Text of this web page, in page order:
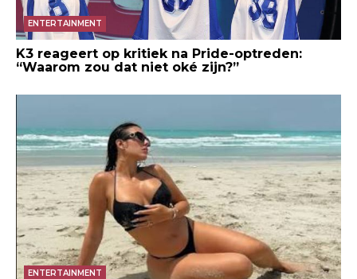
ENTERTAINMENT
K3 reageert op kritiek na Pride-optreden:
“Waarom zou dat niet oké zijn?”
ENTERTAINMENT